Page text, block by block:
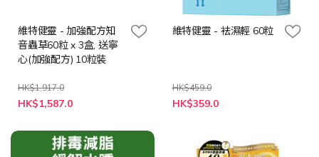
維特健靈 - 加強配方知
音蟲草60粒 x 3盒, 送寧
心(加強配方) 10粒裝
HK$1,917.0
特
殊
格
HK$1,587.0
維特健靈 - 袪濕輕 60粒
HK$459.0
特
殊
HK$359.0